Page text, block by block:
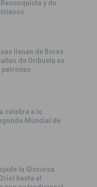
y de
llenan de flores
de Orihuela en
patronas
celebra a lo
Mundial de
la Gloriosa
hasta el